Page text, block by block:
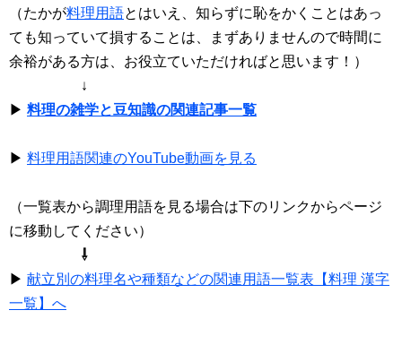
（たかが料理用語とはいえ、知らずに恥をかくことはあっ
ても知っていて損することは、まずありませんので時間に
余裕がある方は、お役立ていただければと思います！）
↓
▶ 料理の雑学と豆知識の関連記事一覧
▶ 料理用語関連のYouTube動画を見る
（一覧表から調理用語を見る場合は下のリンクからページ
に移動してください）
⇩
▶ 献立別の料理名や種類などの関連用語一覧表【料理 漢字
一覧】へ